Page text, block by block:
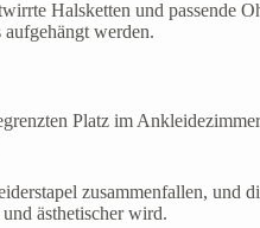
Halsketten und
werden.
Platz im
zusammenfallen,
ästhetischer wird.